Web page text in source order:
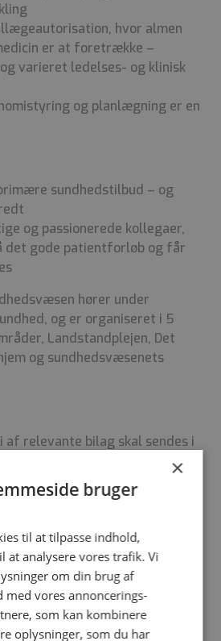
hvor almen
er at foretrække –
varieret ledelses- og klinisk
og planlægning er en
sundhedstilbud – og
og passionerede kollegaer,
det gode patientforløb og får
hører under
og er organiseret i 5
Landstandplejen, Det
og sundhedsvæsenets
af relevante bilag skal sendes i
2026 eller efter aftale
maj 2026
afholdes løbende
kan indhentes ved
×
bruger
til at tilpasse indhold,
at analysere vores trafik. Vi
om din brug af
med vores annoncerings-
som kan kombinere
oplysninger, som du har